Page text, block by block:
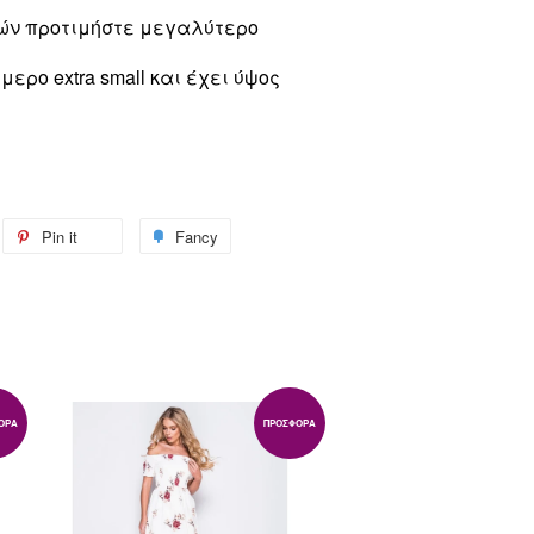
προτιμήστε μεγαλύτερο
extra small και έχει ύψος
Pin it Fancy
ΠΡΟΣΦΟΡΆ